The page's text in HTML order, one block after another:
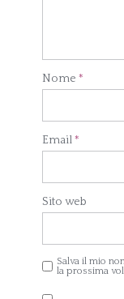
Nome *
Email*
Sito web
Salva il mio
la prossima